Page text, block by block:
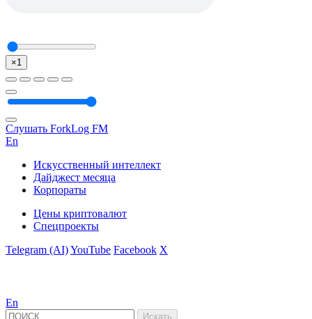
×1
Слушать ForkLog FM
En
Искусственный интеллект
Дайджест месяца
Корпораты
Цены криптовалют
Спецпроекты
Telegram (AI)YouTube Facebook X
En